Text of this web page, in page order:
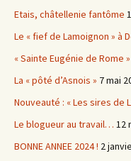
Etais, châtellenie fantôme
Le « fief de Lamoignon » à
« Sainte Eugénie de Rome
La « pôté d’Asnois » 7 mai
Nouveauté : « Les sires de
Le blogueur au travail… 12
BONNE ANNEE 2024 ! 2